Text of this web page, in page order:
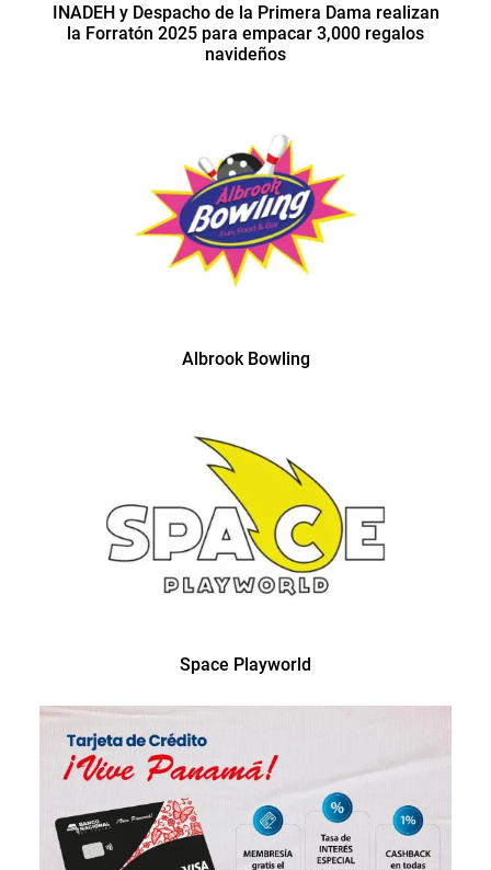
INADEH y Despacho de la Primera Dama realizan
la Forratón 2025 para empacar 3,000 regalos
navideños
Albrook Bowling
Space Playworld